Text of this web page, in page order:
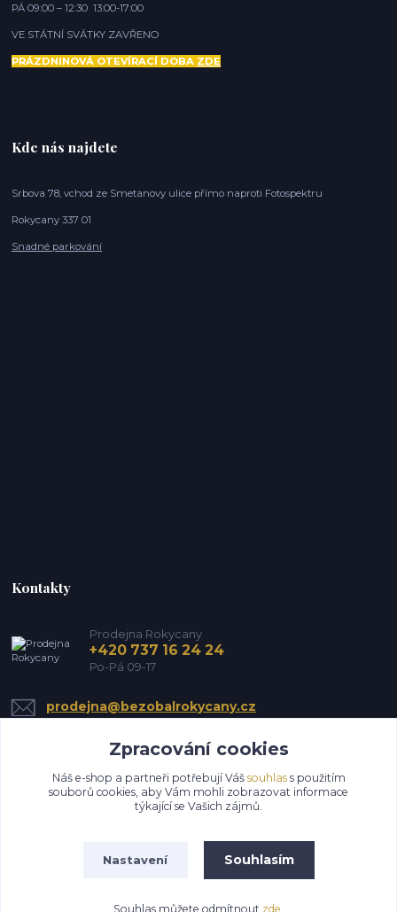
PÁ 09:00 – 12:30 13:00-17:00
VE STÁTNÍ SVÁTKY ZAVŘENO
PRÁZDNINOVÁ OTEVÍRACÍ DOBA ZDE
Kde nás najdete
Srbova 78, vchod ze Smetanovy ulice přímo naproti Fotospektru
Rokycany 337 01
Snadné parkování
Kontakty
Prodejna Rokycany
+420 737 16 24 24
Po-Pá 09-17
prodejna@bezobalrokycany.cz
Upravit sběr cookies.
Zpracování cookies
Náš e-shop a partneři potřebují Váš souhlass použitím
souborů cookies, aby Vám mohli zobrazovat informace
týkající se Vašich zájmů.
Nastavení Souhlasím
Souhlas můžete odmítnout zde